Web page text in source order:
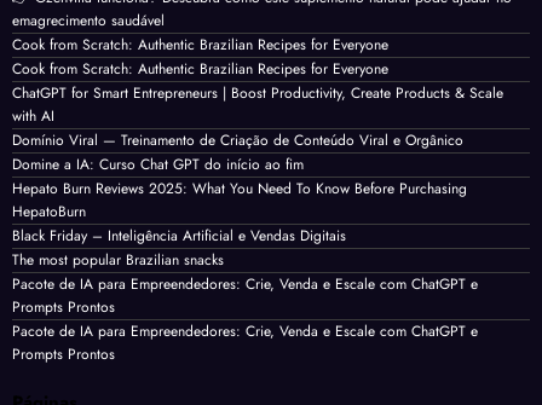
emagrecimento saudável
Cook from Scratch: Authentic Brazilian Recipes for Everyone
Cook from Scratch: Authentic Brazilian Recipes for Everyone
ChatGPT for Smart Entrepreneurs | Boost Productivity, Create Products & Scale
with AI
Domínio Viral — Treinamento de Criação de Conteúdo Viral e Orgânico
Domine a IA: Curso Chat GPT do início ao fim
Hepato Burn Reviews 2025: What You Need To Know Before Purchasing
HepatoBurn
Black Friday – Inteligência Artificial e Vendas Digitais
The most popular Brazilian snacks
Pacote de IA para Empreendedores: Crie, Venda e Escale com ChatGPT e
Prompts Prontos
Pacote de IA para Empreendedores: Crie, Venda e Escale com ChatGPT e
Prompts Prontos